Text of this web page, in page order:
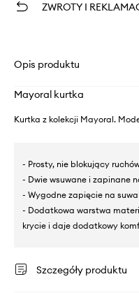
ZWROTY I
Opis produktu
Mayoral kurtka
Kurtka z kolekcji Mayoral.
- Prosty, nie blokujący
- Dwie wsuwane i zapinane
- Wygodne zapięcie na
- Dodatkowa warstwa
krycie i daje dodatkowy
Szczegóły produktu